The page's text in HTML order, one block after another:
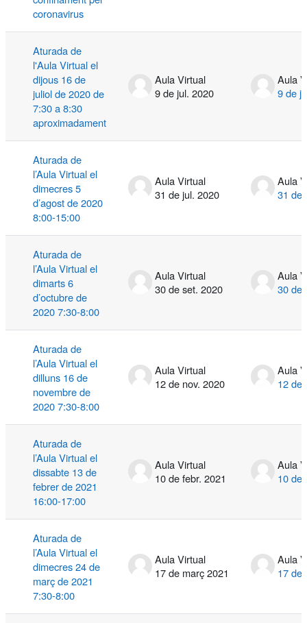
coronavirus
Aturada de
l'Aula Virtual el
dijous 16 de
juliol de 2020 de
7:30 a 8:30
aproximadament
Aula Virtual
9 de jul. 2020
Aula
9 de
Aturada de
l’Aula Virtual el
dimecres 5
d’agost de 2020
8:00-15:00
Aula Virtual
31 de jul. 2020
Aula
31 de
Aturada de
l’Aula Virtual el
dimarts 6
d’octubre de
2020 7:30-8:00
Aula Virtual
30 de set. 2020
Aula
30 de
Aturada de
l’Aula Virtual el
dilluns 16 de
novembre de
2020 7:30-8:00
Aula Virtual
12 de nov. 2020
Aula
12 de
Aturada de
l’Aula Virtual el
dissabte 13 de
febrer de 2021
16:00-17:00
Aula Virtual
10 de febr. 2021
Aula
10 de
Aturada de
l’Aula Virtual el
dimecres 24 de
març de 2021
7:30-8:00
Aula Virtual
17 de març 2021
Aula
17 de